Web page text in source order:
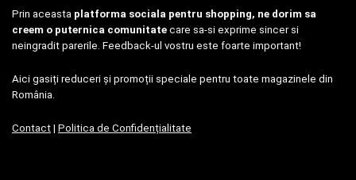
Prin aceasta platforma sociala pentru shopping, ne dorim sa
creem o puternica comunitate care sa-si exprime sincer si
neingradit parerile. Feedback-ul vostru este foarte important!
Aici gasiți reduceri și promoții speciale pentru toate magazinele din
România.
Contact | Politica de Confidențialitate